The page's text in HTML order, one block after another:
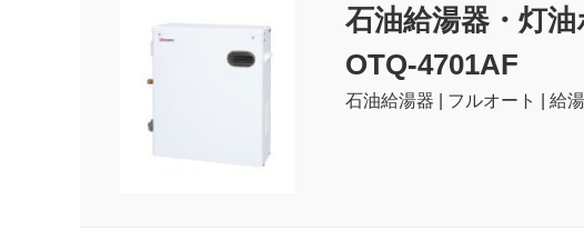
石油給湯器・灯
OTQ-4701AF
石油給湯器 | フルオート | 給